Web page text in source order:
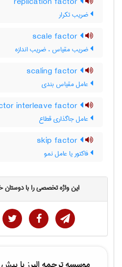
ضریب تکرار
ضریب مقیاس ، ضریب اندازه
عامل مقیاس بندی
عامل جاگذاری قطاع
فاکتور یا عامل نمو
این واژه تخصصی را با دوستان